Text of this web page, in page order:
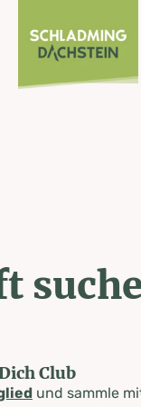
Club
und sammle